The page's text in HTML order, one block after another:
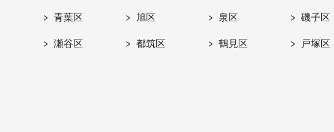
青葉区 旭区 泉区 磯子区
瀬谷区 都筑区 鶴見区 戸塚区